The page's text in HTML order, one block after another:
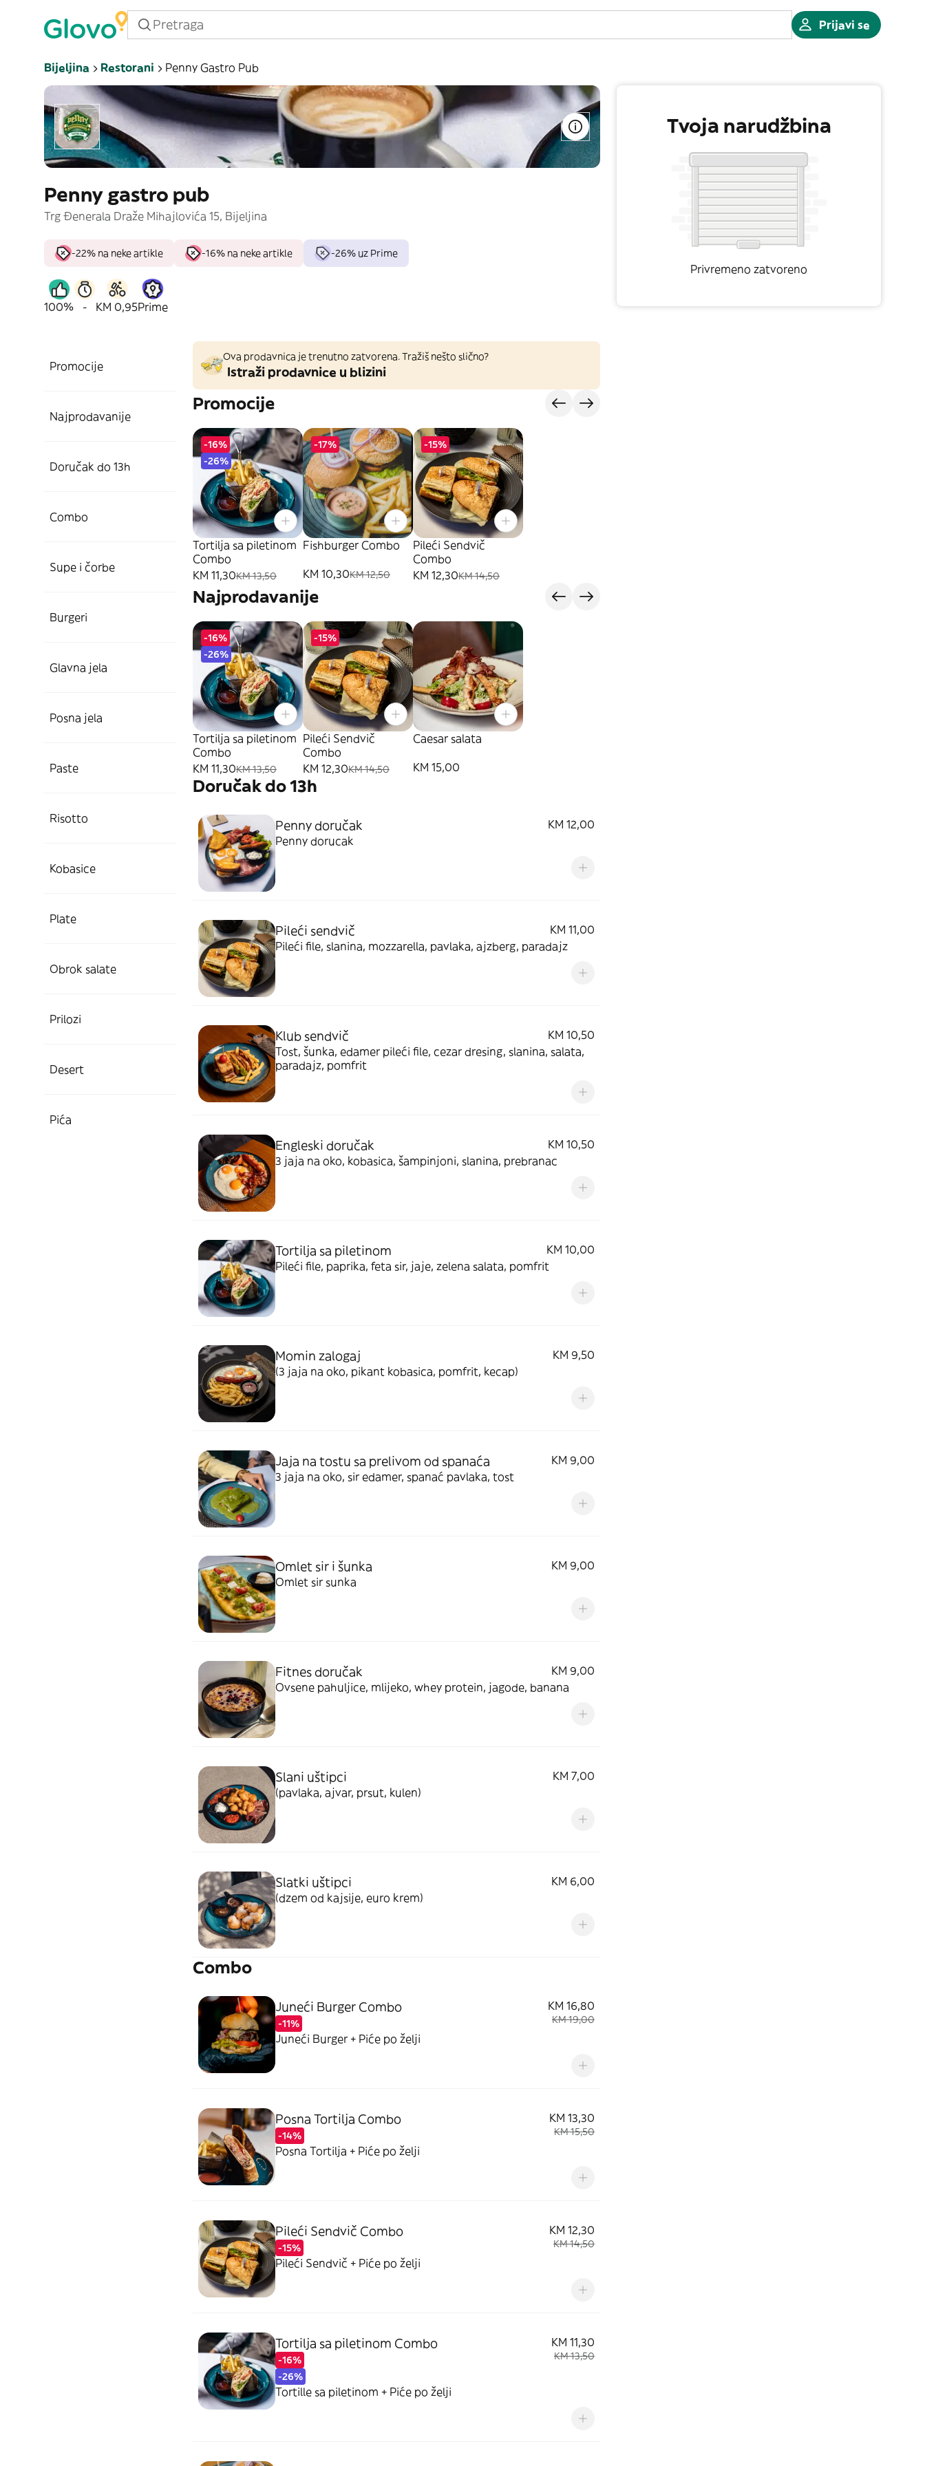
Prijavi se
Bijeljina Restorani Penny Gastro Pub
Penny gastro pub
Trg Đenerala Draže Mihajlovića 15, Bijeljina
-22% na neke artikle -16% na neke artikle -26% uz Prime
100% - KM 0,95Prime
Promocije
Najprodavanije
Doručak do 13h
Combo
Supe i čorbe
Burgeri
Glavna jela
Posna jela
Paste
Risotto
Kobasice
Plate
Obrok salate
Prilozi
Desert
Pića
Ova prodavnica je trenutno zatvorena. Tražiš nešto slično?
Istraži prodavnice u blizini
Promocije
-16%
-26%
Tortilja sa piletinom
Combo
KM 11,30KM 13,50
-17%
Fishburger Combo
KM 10,30KM 12,50
-15%
Pileći Sendvič
Combo
KM 12,30KM 14,50
Najprodavanije
-16%
-26%
Tortilja sa piletinom
Combo
KM 11,30KM 13,50
-15%
Pileći Sendvič
Combo
KM 12,30KM 14,50
Caesar salata
KM 15,00
Doručak do 13h
Penny doručak
KM 12,00
Penny dorucak
Pileći sendvič
KM 11,00
Pileći file, slanina, mozzarella, pavlaka, ajzberg, paradajz
Klub sendvič
KM 10,50
Tost, šunka, edamer pileći file, cezar dresing, slanina, salata,
paradajz, pomfrit
Engleski doručak
KM 10,50
3 jaja na oko, kobasica, šampinjoni, slanina, prebranac
Tortilja sa piletinom
KM 10,00
Pileći file, paprika, feta sir, jaje, zelena salata, pomfrit
Momin zalogaj
KM 9,50
(3 jaja na oko, pikant kobasica, pomfrit, kecap)
Jaja na tostu sa prelivom od spanaća
KM 9,00
3 jaja na oko, sir edamer, spanać pavlaka, tost
Omlet sir i šunka
KM 9,00
Omlet sir sunka
Fitnes doručak
KM 9,00
Ovsene pahuljice, mlijeko, whey protein, jagode, banana
Slani uštipci
KM 7,00
(pavlaka, ajvar, prsut, kulen)
Slatki uštipci
KM 6,00
(dzem od kajsije, euro krem)
Combo
Juneći Burger Combo
-11%
KM 16,80
KM 19,00
Juneći Burger + Piće po želji
Posna Tortilja Combo
-14%
KM 13,30
KM 15,50
Posna Tortilja + Piće po želji
Pileći Sendvič Combo
-15%
KM 12,30
KM 14,50
Pileći Sendvič + Piće po želji
Tortilja sa piletinom Combo
-16%
-26%
KM 11,30
KM 13,50
Tortille sa piletinom + Piće po želji
Tvoja narudžbina
Privremeno zatvoreno